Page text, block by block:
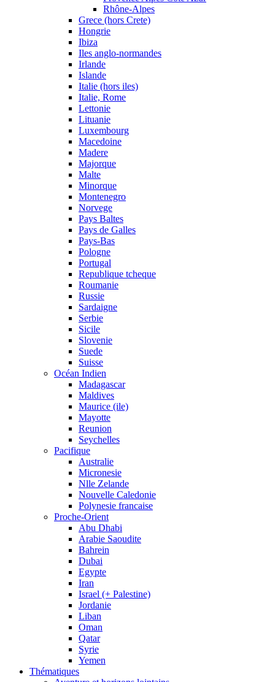
Rhône-Alpes
Grece (hors Crete)
Hongrie
Ibiza
Iles anglo-normandes
Irlande
Islande
Italie (hors iles)
Italie, Rome
Lettonie
Lituanie
Luxembourg
Macedoine
Madere
Majorque
Malte
Minorque
Montenegro
Norvege
Pays Baltes
Pays de Galles
Pays-Bas
Pologne
Portugal
Republique tcheque
Roumanie
Russie
Sardaigne
Serbie
Sicile
Slovenie
Suede
Suisse
Océan Indien
Madagascar
Maldives
Maurice (ile)
Mayotte
Reunion
Seychelles
Pacifique
Australie
Micronesie
Nlle Zelande
Nouvelle Caledonie
Polynesie francaise
Proche-Orient
Abu Dhabi
Arabie Saoudite
Bahrein
Dubai
Egypte
Iran
Israel (+ Palestine)
Jordanie
Liban
Oman
Qatar
Syrie
Yemen
Thématiques